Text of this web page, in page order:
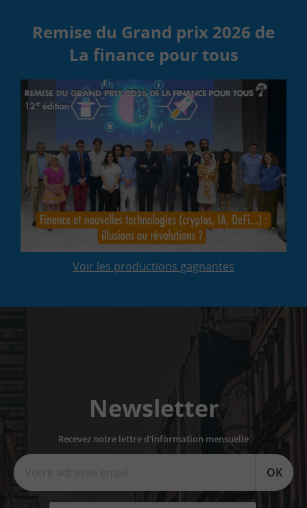
Remise du Grand prix 2026 de
La finance pour tous
Voir les productions gagnantes
Newsletter
Recevez notre lettre d'information mensuelle
OK